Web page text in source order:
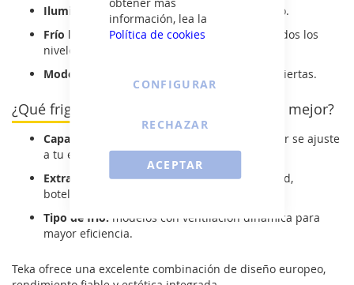
información, lea la
Política de cookies
ACEPTAR
CONFIGURAR
RECHAZAR
Iluminación LED:luz clara y de bajo consumo.
Frío homogéneo:conservación estable en todos los
niveles.
Modelos silenciosos:
ideales para cocinas abiertas.
¿Qué frigorífico combi integrable Teka es mejor?
Capacidad y altura:
elige el modelo que mejor se ajuste
a tu espacio y hábitos de uso.
Extras útiles:cajones con control de humedad,
botellero metálico, puerta reversible.
Tipo de frío: modelos con ventilación dinámica para
mayor eficiencia.
Teka ofrece una excelente combinación de diseño europeo,